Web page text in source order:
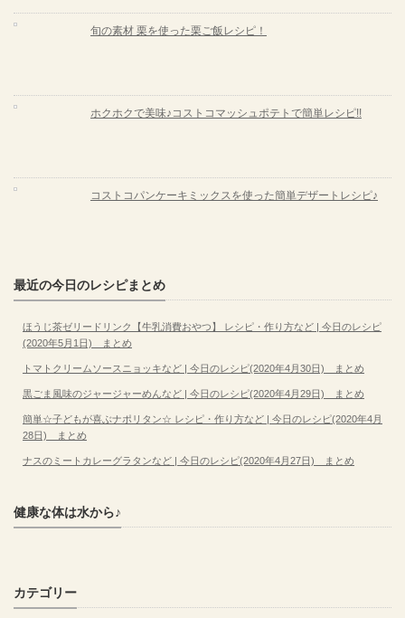
旬の素材 栗を使った栗ご飯レシピ！
ホクホクで美味♪コストコマッシュポテトで簡単レシピ!!
コストコパンケーキミックスを使った簡単デザートレシピ♪
最近の今日のレシピまとめ
ほうじ茶ゼリードリンク【牛乳消費おやつ】 レシピ・作り方など | 今日のレシピ
(2020年5月1日) まとめ
トマトクリームソースニョッキなど | 今日のレシピ(2020年4月30日) まとめ
黒ごま風味のジャージャーめんなど | 今日のレシピ(2020年4月29日) まとめ
簡単☆子どもが喜ぶナポリタン☆ レシピ・作り方など | 今日のレシピ(2020年4月
28日) まとめ
ナスのミートカレーグラタンなど | 今日のレシピ(2020年4月27日) まとめ
健康な体は水から♪
カテゴリー